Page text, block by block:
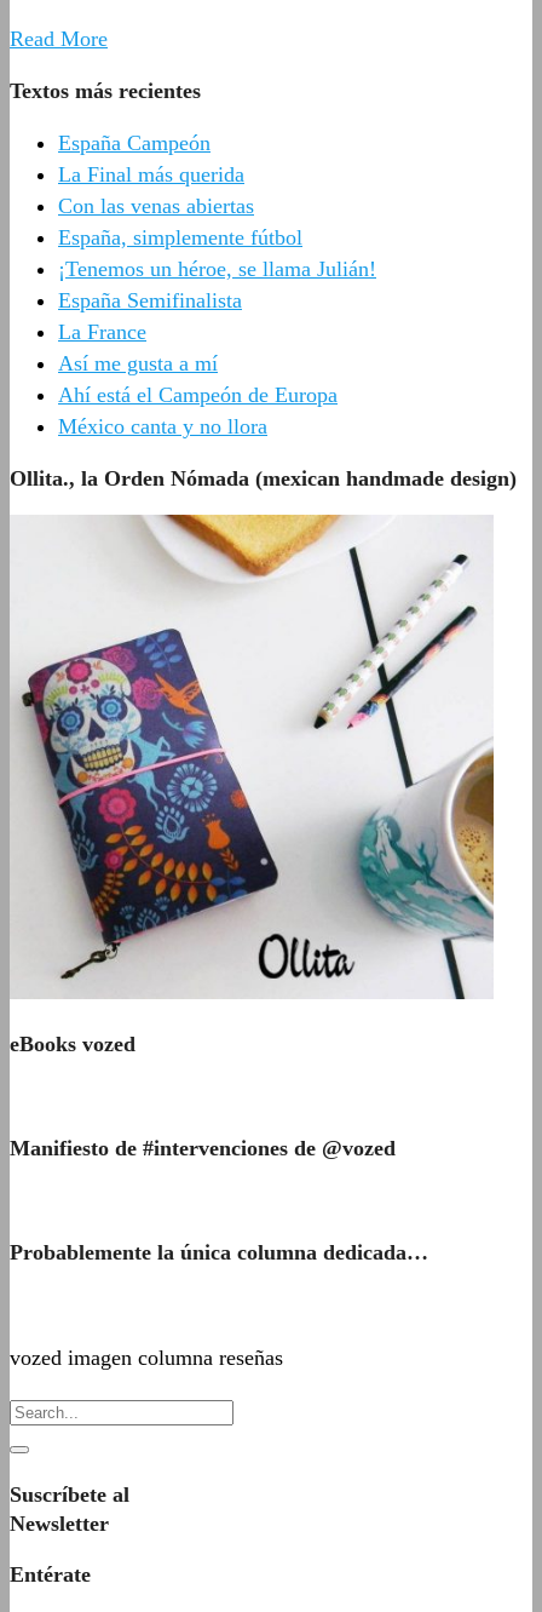
Read More
Textos más recientes
España Campeón
La Final más querida
Con las venas abiertas
España, simplemente fútbol
¡Tenemos un héroe, se llama Julián!
España Semifinalista
La France
Así me gusta a mí
Ahí está el Campeón de Europa
México canta y no llora
Ollita., la Orden Nómada (mexican handmade design)
eBooks vozed
Manifiesto de #intervenciones de @vozed
Probablemente la única columna dedicada…
vozed imagen columna reseñas
Suscríbete al
Newsletter
Entérate